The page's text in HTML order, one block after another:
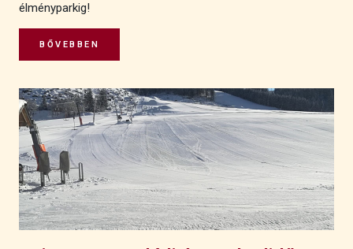
élményparkig!
BŐVEBBEN